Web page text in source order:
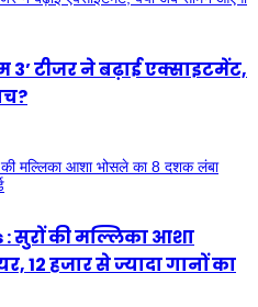
3’ टीजर ने बढ़ाई एक्साइटमेंट,
: सुरों की मल्लिका आशा
12 हजार से ज्यादा गानों का